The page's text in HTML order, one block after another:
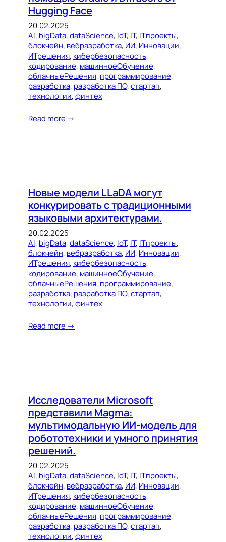
Hugging Face
20.02.2025
AI, bigData, dataScience, IoT, IT, ITпроекты
блокчейн, вебразработка, ИИ, Инновации
ИТрешения, кибербезопасность
кодирование, машинноеОбучение
облачныеРешения, программирование
разработка, разработка ПО, стартап
технологии, финтех
Read more →
Новые модели LLaDA могут
конкурировать с традиционными
языковыми архитектурами.
20.02.2025
AI, bigData, dataScience, IoT, IT, ITпроекты
блокчейн, вебразработка, ИИ, Инновации
ИТрешения, кибербезопасность
кодирование, машинноеОбучение
облачныеРешения, программирование
разработка, разработка ПО, стартап
технологии, финтех
Read more →
Исследователи Microsoft
представили Magma:
мультимодальную ИИ-модель для
робототехники и умного принятия
решений.
20.02.2025
AI, bigData, dataScience, IoT, IT, ITпроекты
блокчейн, вебразработка, ИИ, Инновации
ИТрешения, кибербезопасность
кодирование, машинноеОбучение
облачныеРешения, программирование
разработка, разработка ПО, стартап
технологии, финтех